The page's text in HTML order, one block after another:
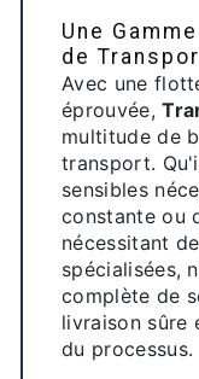
Une
de
Avec une
éprouvée,
multitude de
transport.
sensibles
constante ou
nécessitant
spécialisées,
complète de
livraison sûre
du processus.